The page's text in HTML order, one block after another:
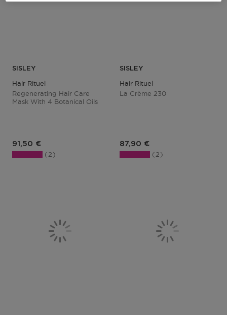
SISLEY
Hair Rituel
Regenerating Hair Care
Mask With 4 Botanical Oils
Prix du produit
91,50 €
2
SISLEY
Hair Rituel
La Crème 230
Prix du produit
87,90 €
2